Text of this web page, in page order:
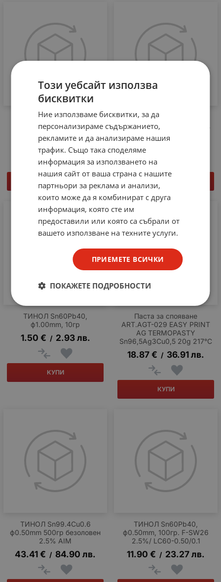
ТИНОЛ Sn60Pb40,
ф1.50mm, 250гр. F-SW26
2.5% CYNEL
22.00€ / 43.03 лв.
ТИНОЛ безоловен S-
Sn99Cu1 FG3.0%, ф1.5mm,
85.90
ТИНОЛ Sn60Pb40,
ф1.00mm, 10гр
1.50 € / 2.93 лв.
КУПИ
Паста за спояване
ART.AGT-029 EASY PRINT
AG TERMOPASTY
Sn96,5Ag3Cu0,5 20g 217°C
18.87€ / 36.91лв.
КУПИ
ТИНОЛ Sn99.4Cu0.6
ф0.50mm 500гр безоловен
2.5% AIM
43.41€ / 84.90 лв.
ТИНОЛ Sn60Pb40,
ф0.50mm, 100гр. F-SW26
2.5%/ LC60-0.50/0.1
11.90 € / 23.27лв.
Този уебсайт използва
бисквитки
Ние използваме бисквитки, за да
персонализираме съдържанието,
рекламите и да анализираме нашия
трафик. Също така споделяме
информация за използването на
нашия сайт от ваша страна с нашите
партньори за реклама и анализи,
които може да я комбинират с друга
информация, която сте им
предоставили или която са събрали от
вашето използване на техните услуги.
ПРИЕМЕТЕ ВСИЧКИ
ПОКАЖЕТЕ ПОДРОБНОСТИ